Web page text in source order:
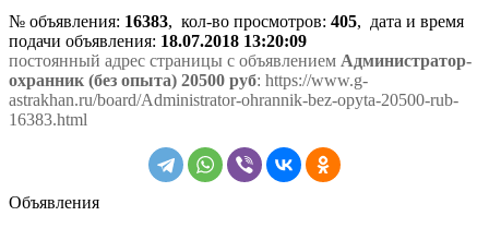
№ объявления: 16383, кол-во просмотров: 405, дата и время
подачи объявления: 18.07.2018 13:20:09
постоянный адрес страницы с объявлением Администратор-
охранник (без опыта) 20500 руб: https://www.g-
astrakhan.ru/board/Administrator-ohrannik-bez-opyta-20500-rub-
16383.html
Объявления